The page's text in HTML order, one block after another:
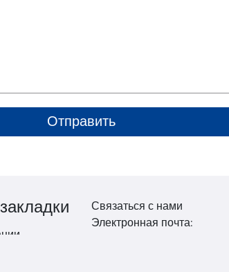
Связаться с нами
Электронная почта: